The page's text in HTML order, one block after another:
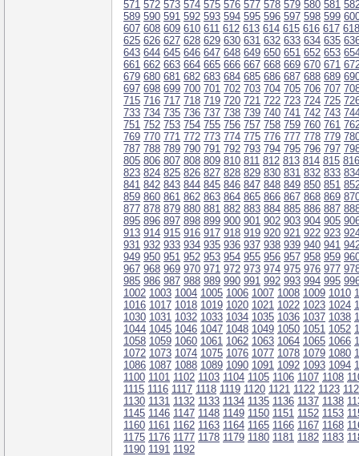
571 572 573 574 575 576 577 578 579 580 581
589 590 591 592 593 594 595 596 597 598 599
607 608 609 610 611 612 613 614 615 616 617 618
625 626 627 628 629 630 631 632 633 634 635
643 644 645 646 647 648 649 650 651 652 653
661 662 663 664 665 666 667 668 669 670 671
679 680 681 682 683 684 685 686 687 688 689
697 698 699 700 701 702 703 704 705 706 707
715 716 717 718 719 720 721 722 723 724 725
733 734 735 736 737 738 739 740 741 742 743
751 752 753 754 755 756 757 758 759 760 761
769 770 771 772 773 774 775 776 777 778 779
787 788 789 790 791 792 793 794 795 796 797
805 806 807 808 809 810 811 812 813 814 815 816
823 824 825 826 827 828 829 830 831 832 833
841 842 843 844 845 846 847 848 849 850 851
859 860 861 862 863 864 865 866 867 868 869
877 878 879 880 881 882 883 884 885 886 887
895 896 897 898 899 900 901 902 903 904 905
913 914 915 916 917 918 919 920 921 922 923
931 932 933 934 935 936 937 938 939 940 941
949 950 951 952 953 954 955 956 957 958 959
967 968 969 970 971 972 973 974 975 976 977
985 986 987 988 989 990 991 992 993 994 995
1002 1003 1004 1005 1006 1007 1008 1009 1010
1016 1017 1018 1019 1020 1021 1022 1023 1024
1030 1031 1032 1033 1034 1035 1036 1037 1038
1044 1045 1046 1047 1048 1049 1050 1051 1052
1058 1059 1060 1061 1062 1063 1064 1065 1066
1072 1073 1074 1075 1076 1077 1078 1079 1080
1086 1087 1088 1089 1090 1091 1092 1093 1094
1100 1101 1102 1103 1104 1105 1106 1107 1108
1115 1116 1117 1118 1119 1120 1121 1122 1123
1130 1131 1132 1133 1134 1135 1136 1137 1138
1145 1146 1147 1148 1149 1150 1151 1152 1153
1160 1161 1162 1163 1164 1165 1166 1167 1168
1175 1176 1177 1178 1179 1180 1181 1182 1183
1190 1191 1192